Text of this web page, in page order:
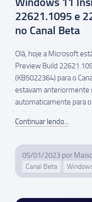
22621.1095 e
no Canal Beta
Olá, hoje a Microsoft
Preview Build
(KB5022364) para o
estavam anteriormente
automaticamente para
Continuar lendo...
05/01/2023 por
Canal Beta